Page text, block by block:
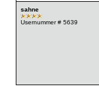
sahne
Usernummer # 5639